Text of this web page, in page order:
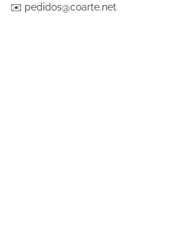
✉️ pedidos@coarte.net